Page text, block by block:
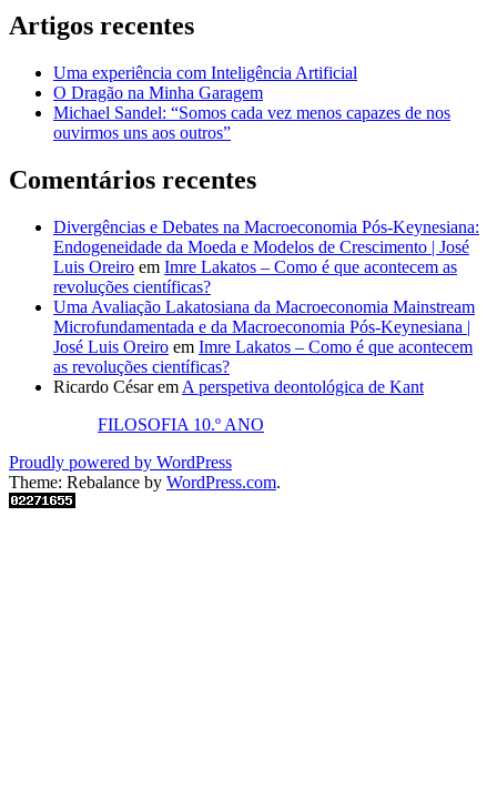
Artigos recentes
Uma experiência com Inteligência Artificial
O Dragão na Minha Garagem
Michael Sandel: “Somos cada vez menos capazes de nos
ouvirmos uns aos outros”
Comentários recentes
Divergências e Debates na Macroeconomia Pós-Keynesiana:
Endogeneidade da Moeda e Modelos de Crescimento | José
Luis Oreiro em Imre Lakatos – Como é que acontecem as
revoluções científicas?
Uma Avaliação Lakatosiana da Macroeconomia Mainstream
Microfundamentada e da Macroeconomia Pós-Keynesiana |
José Luis Oreiro em Imre Lakatos – Como é que acontecem
as revoluções científicas?
Ricardo Césarem A perspetiva deontológica de Kant
FILOSOFIA 10.º ANO
Proudly powered by WordPress
Theme: Rebalance by WordPress.com.